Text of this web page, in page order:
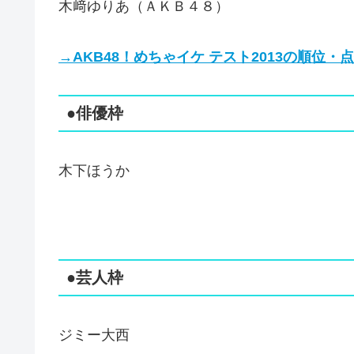
木﨑ゆりあ（ＡＫＢ４８）
→AKB48！めちゃイケ テスト2013の順位・点
●俳優枠
木下ほうか
●芸人枠
ジミー大西